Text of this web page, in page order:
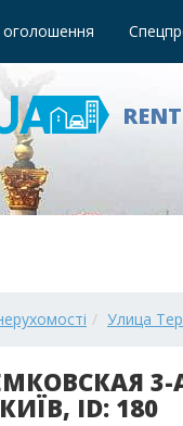
Улица
ID: 180